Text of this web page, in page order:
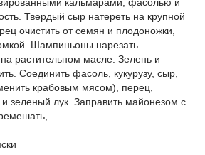
Твердый сыр натереть на крупной
очистить от семян и плодоножки,
Шампиньоны нарезать
растительном масле. Зелень и
Соединить фасоль, кукурузу, сыр,
крабовым мясом), перец,
зеленый лук. Заправить майонезом с